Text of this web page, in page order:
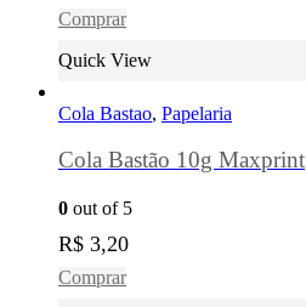
Comprar
Quick View
Cola Bastao, Papelaria
Cola Bastão 10g Maxprint
0 out of 5
R$ 3,20
Comprar